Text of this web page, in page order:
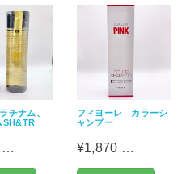
チナム、
SH&TR
…
フィヨーレ カラーシ
ャンプー
¥1,870 …